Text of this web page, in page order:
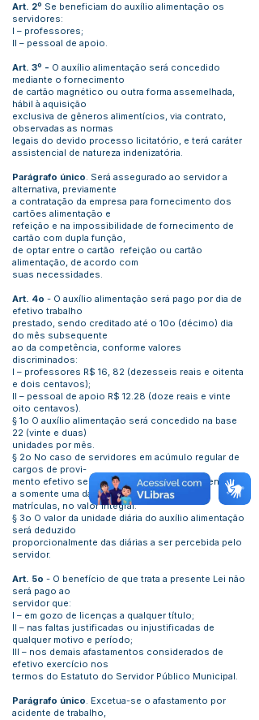
Art. 2º Se beneficiam do auxílio alimentação os
servidores:
I – professores;
II – pessoal de apoio.
Art. 3º - O auxílio alimentação será concedido
mediante o fornecimento
de cartão magnético ou outra forma assemelhada,
hábil à aquisição
exclusiva de gêneros alimentícios, via contrato,
observadas as normas
legais do devido processo licitatório, e terá caráter
assistencial de natureza indenizatória.
Parágrafo único. Será assegurado ao servidor a
alternativa, previamente
a contratação da empresa para fornecimento dos
cartões alimentação e
refeição e na impossibilidade de fornecimento de
cartão com dupla função,
de optar entre o cartão refeição ou cartão
alimentação, de acordo com
suas necessidades.
Art. 4o - O auxílio alimentação será pago por dia de
efetivo trabalho
prestado, sendo creditado até o 10o (décimo) dia
do mês subsequente
ao da competência, conforme valores
discriminados:
I – professores R$ 16, 82 (dezesseis reais e oitenta
e dois centavos);
II – pessoal de apoio R$ 12.28 (doze reais e vinte
oito centavos).
§ 1o O auxílio alimentação será concedido na base
22 (vinte e duas)
unidades por mês.
§ 2o No caso de servidores em acúmulo regular de
cargos de provi-
mento efetivo será concedido o auxílio alimentação
a somente uma das
matrículas, no valor integral.
§ 3o O valor da unidade diária do auxílio alimentação
será deduzido
proporcionalmente das diárias a ser percebida pelo
servidor.
Art. 5o - O benefício de que trata a presente Lei não
será pago ao
servidor que:
I – em gozo de licenças a qualquer título;
II – nas faltas justificadas ou injustificadas de
qualquer motivo e período;
III – nos demais afastamentos considerados de
efetivo exercício nos
termos do Estatuto do Servidor Público Municipal.
Parágrafo único. Excetua-se o afastamento por
acidente de trabalho,